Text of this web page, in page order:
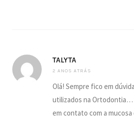
TALYTA
2 ANOS ATRÁS
Olá! Sempre fico em
utilizados na Ortodontia…
em contato com a